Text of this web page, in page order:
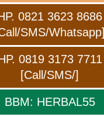
0821 3623 8686
SMS/Whatsapp]
0819 3173 7711
[Call/SMS/]
BBM: HERBAL55